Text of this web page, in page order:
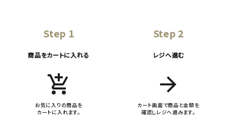
Step 1
商品をカートに入れる
add_shopping_cart
お気に入りの商品を
カートに入れます。
Step 2
レジへ進む
arrow_forward
カート画面で商品と金額を
確認しレジへ進みます。